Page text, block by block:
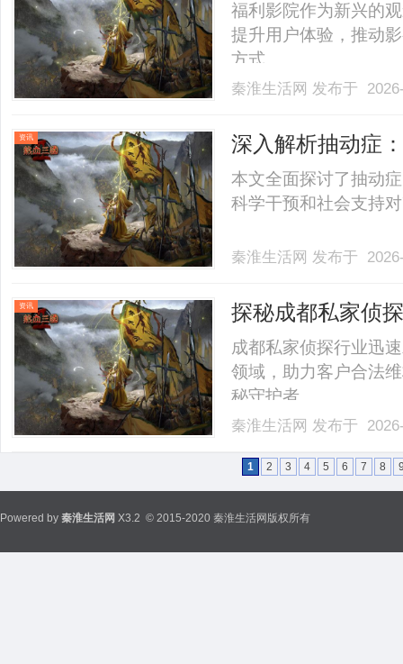
福利影院作为新兴的
提升用户体验，推动
方式。......
秦淮生活网 发布于
资讯
深入解析抽动症
位指导
本文全面探讨了抽动
科学干预和社会支持
秦淮生活网 发布于
资讯 探秘成都私家侦
成都私家侦探行业迅
领域，助力客户合法
秘守护者。......
秦淮生活网 发布于
1 2 3 4 5 6 7 8
Powered by 秦淮生活网 X3.2 © 2015-2020 秦淮生活网版权所有